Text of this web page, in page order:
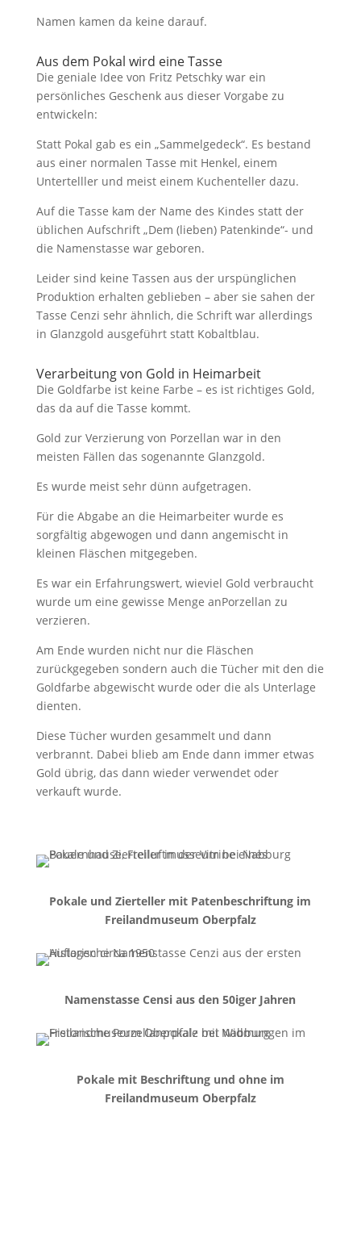
Namen kamen da keine darauf.
Aus dem Pokal wird eine Tasse
Die geniale Idee von Fritz Petschky war ein
persönliches Geschenk aus dieser Vorgabe zu
entwickeln:
Statt Pokal gab es ein „Sammelgedeck“. Es bestand
aus einer normalen Tasse mit Henkel, einem
Untertelller und meist einem Kuchenteller dazu.
Auf die Tasse kam der Name des Kindes statt der
üblichen Aufschrift „Dem (lieben) Patenkinde“- und
die Namenstasse war geboren.
Leider sind keine Tassen aus der urspünglichen
Produktion erhalten geblieben – aber sie sahen der
Tasse Cenzi sehr ähnlich, die Schrift war allerdings
in Glanzgold ausgeführt statt Kobaltblau.
Verarbeitung von Gold in Heimarbeit
Die Goldfarbe ist keine Farbe – es ist richtiges Gold,
das da auf die Tasse kommt.
Gold zur Verzierung von Porzellan war in den
meisten Fällen das sogenannte Glanzgold.
Es wurde meist sehr dünn aufgetragen.
Für die Abgabe an die Heimarbeiter wurde es
sorgfältig abgewogen und dann angemischt in
kleinen Fläschen mitgegeben.
Es war ein Erfahrungswert, wieviel Gold verbraucht
wurde um eine gewisse Menge anPorzellan zu
verzieren.
Am Ende wurden nicht nur die Fläschen
zurückgegeben sondern auch die Tücher mit den die
Goldfarbe abgewischt wurde oder die als Unterlage
dienten.
Diese Tücher wurden gesammelt und dann
verbrannt. Dabei blieb am Ende dann immer etwas
Gold übrig, das dann wieder verwendet oder
verkauft wurde.
Pokale und Zierteller mit Patenbeschriftung im
Freilandmuseum Oberpfalz
Namenstasse Censi aus den 50iger Jahren
Pokale mit Beschriftung und ohne im
Freilandmuseum Oberpfalz